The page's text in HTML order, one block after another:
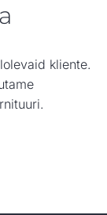
kliente.